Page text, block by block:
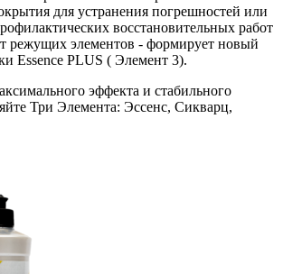
для устранения погрешностей или
восстановительных работ
режущих элементов - формирует новый
Essence PLUS ( Элемент 3).
эффекта и стабильного
Три Элемента: Эссенс, Сикварц,